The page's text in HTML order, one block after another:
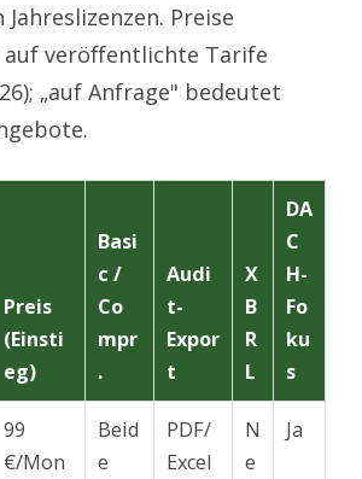
Preise
auf veröffentlichte Tarife
„auf Anfrage" bedeutet
Preis
(Einsti
eg)
Basi
c /
Co
mpr
.
Audi
t-
Expor
t
X
B
R
L
DA
C
H-
Fo
ku
s
99
€/Mon
Beid
e
PDF/
Excel
N
e
Ja